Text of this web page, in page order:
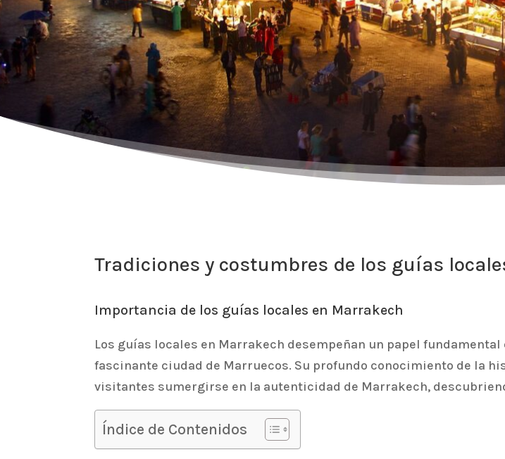
Tradiciones y costumbres de los guías
Importancia de los guías locales en Marrakech
Los guías locales en Marrakech desempeñan un papel
fascinante ciudad de Marruecos. Su profundo conocimiento de la
visitantes sumergirse en la autenticidad de Marrakech,
Índice de Contenidos